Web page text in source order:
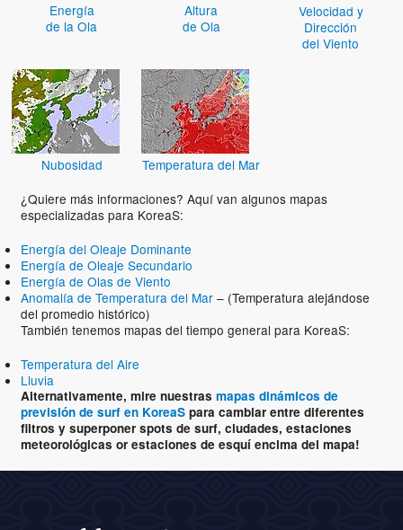
Energía
de la Ola
Altura
de Ola
Velocidad y
Dirección
del Viento
Nubosidad
Temperatura del Mar
¿Quiere más informaciones? Aquí van algunos mapas
especializadas para KoreaS:
Energía del Oleaje Dominante
Energía de Oleaje Secundario
Energía de Olas de Viento
Anomalía de Temperatura del Mar – (Temperatura alejándose
del promedio histórico)
También tenemos mapas del tiempo general para KoreaS:
Temperatura del Aire
Lluvia
Alternativamente, mire nuestras mapas dinámicos de
previsión de surf en KoreaS para cambiar entre diferentes
filtros y superponer spots de surf, ciudades, estaciones
meteorológicas or estaciones de esquí encima del mapa!